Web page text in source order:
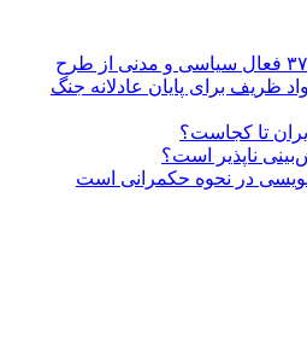
اعلام حمایت بیش از ۳۷۵ فعال سیاسی و مدنی از طرح
ظریف برای پایان عادلانه جنگ
تا کجاست؟
ناپذیر است؟
در نحوه حکمرانی است